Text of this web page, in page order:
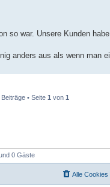
so war. Unsere Kunden
anders aus als wenn man
Beiträge • Seite 1 von 1
0 Gäste
Alle Cookies